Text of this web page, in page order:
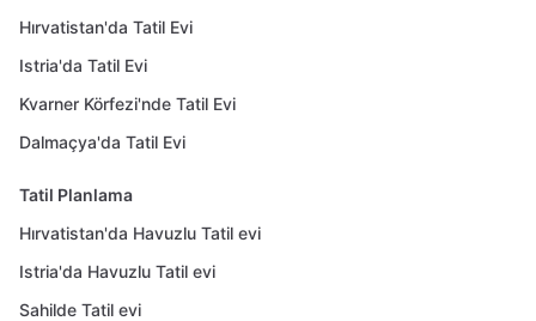
Hırvatistan'da Tatil Evi
Istria'da Tatil Evi
Kvarner Körfezi'nde Tatil Evi
Dalmaçya'da Tatil Evi
Tatil Planlama
Hırvatistan'da Havuzlu Tatil evi
Istria'da Havuzlu Tatil evi
Sahilde Tatil evi